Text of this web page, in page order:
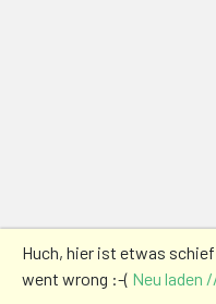
Huch, hier ist etwas
went wrong :-( Neu laden